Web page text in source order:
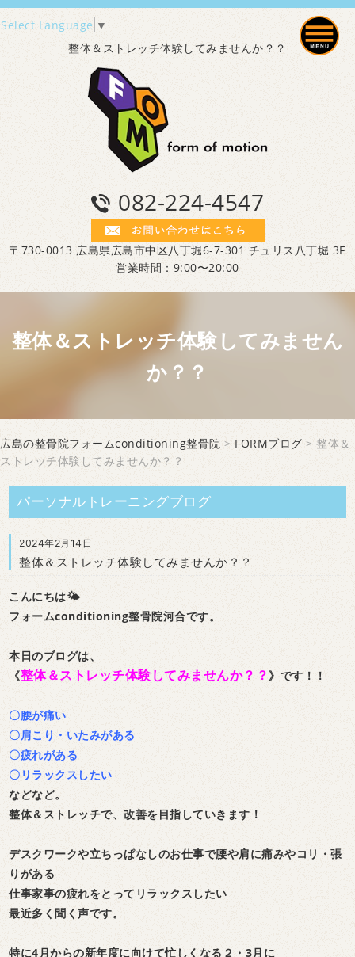
Select Language ▼
整体＆ストレッチ体験してみませんか？？
082-224-4547
〒730-0013 広島県広島市中区八丁堀6-7-301 チュリス八丁堀 3F
営業時間：9:00〜20:00
整体＆ストレッチ体験してみません
か？？
広島の整骨院フォームconditioning整骨院 > FORMブログ > 整体＆
ストレッチ体験してみませんか？？
パーソナルトレーニングブログ
2024年2月14日
整体＆ストレッチ体験してみませんか？？
こんにちは🌤
フォームconditioning整骨院河合です。
本日のブログは、
《整体＆ストレッチ体験してみませんか？？ 》です！！
〇腰が痛い
〇肩こり・いたみがある
〇疲れがある
〇リラックスしたい
などなど。
整体＆ストレッチで、改善を目指していきます！
デスクワークや立ちっぱなしのお仕事で腰や肩に痛みやコリ・張
りがある
仕事家事の疲れをとってリラックスしたい
最近多く聞く声です。
特に4月からの新年度に向けて忙しくなる２・3月に